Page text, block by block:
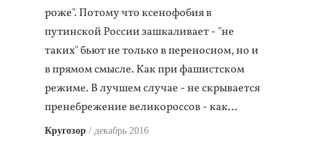
роже". Потому что ксенофобия в
путинской России зашкаливает - "не
таких" бьют не только в переносном, но и
в прямом смысле. Как при фашистском
режиме. В лучшем случае - не скрывается
пренебрежение великороссов - как…
Кругозор декабрь 2016